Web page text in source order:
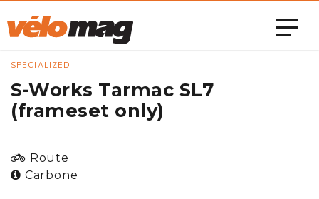
SPECIALIZED
S-Works Tarmac SL7
(frameset only)
Route
Carbone